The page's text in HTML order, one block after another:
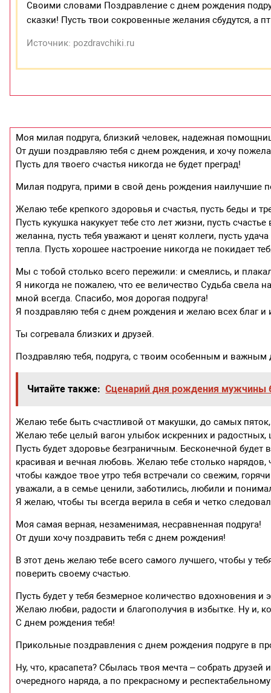
Своими словами Поздравление с днем рождения
сказки! Пусть твои сокровенные желания сбудутся, а
Источник: pozdravchiki.ru
Моя милая подруга, близкий человек, надежная
От души поздравляю тебя с днем рождения, и хочу
Пусть для твоего счастья никогда не будет преград!
Милая подруга, прими в свой день рождения наилучшие
Желаю тебе крепкого здоровья и счастья, пусть беды и
Пусть кукушка накукует тебе сто лет жизни, пусть
желанна, пусть тебя уважают и ценят коллеги, пусть
тепла. Пусть хорошее настроение никогда не покидает
Мы с тобой столько всего пережили: и смеялись, и
Я никогда не пожалею, что ее величество Судьба свела
мной всегда. Спасибо, моя дорогая подруга!
Я поздравляю тебя с днем рождения и желаю всех благ
Ты согревала близких и друзей.
Поздравляю тебя, подруга, с твоим особенным и
Читайте также: Сценарий дня рождения мужчины
Желаю тебе быть счастливой от макушки, до самых
Желаю тебе целый вагон улыбок искренних и радостных,
Пусть будет здоровье безграничным. Бесконечной будет
красивая и вечная любовь. Желаю тебе столько
чтобы каждое твое утро тебя встречали со свежим,
уважали, а в семье ценили, заботились, любили и
Я желаю, чтобы ты всегда верила в себя и четко
Моя самая верная, незаменимая, несравненная подруга!
От души хочу поздравить тебя с днем рождения!
В этот день желаю тебе всего самого лучшего, чтобы у
поверить своему счастью.
Пусть будет у тебя безмерное количество вдохновения и
Желаю любви, радости и благополучия в избытке. Ну и,
С днем рождения тебя!
Прикольные поздравления с днем рождения подруге в
Ну, что, красапета? Сбылась твоя мечта – собрать
очередного наряда, а по прекрасному и